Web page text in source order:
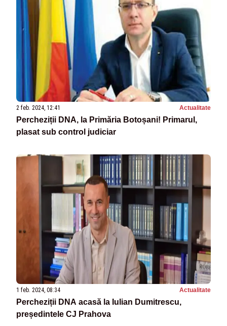
2 feb. 2024, 12:41 Actualitate
Percheziții DNA, la Primăria Botoșani! Primarul,
plasat sub control judiciar
1 feb. 2024, 08:34 Actualitate
Percheziții DNA acasă la Iulian Dumitrescu,
președintele CJ Prahova